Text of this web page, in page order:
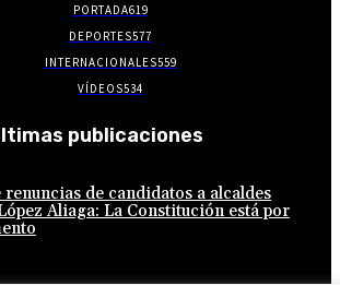
PORTADA619
DEPORTES577
INTERNACIONALES559
VÍDEOS534
publicaciones
renuncias de candidatos a alcaldes
Aliaga: La Constitución está por